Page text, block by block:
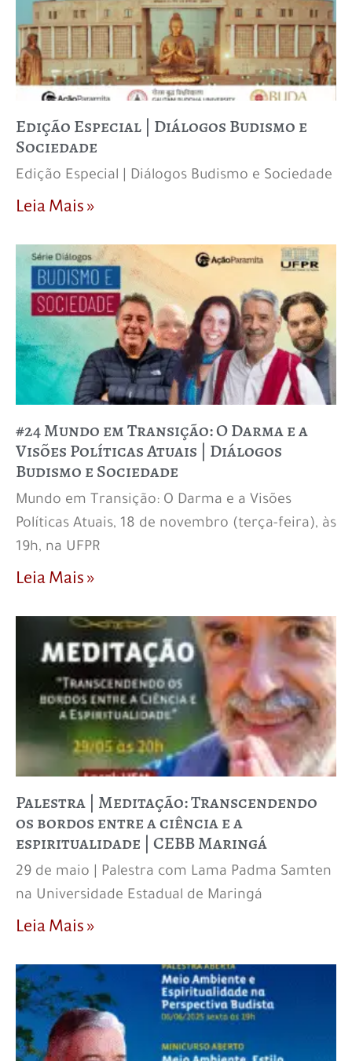
Edição Especial | Diálogos Budismo e
Sociedade
Edição Especial | Diálogos Budismo e Sociedade
Leia Mais »
#24 Mundo em Transição: O Darma e a
Visões Políticas Atuais | Diálogos
Budismo e Sociedade
Mundo em Transição: O Darma e a Visões
Políticas Atuais, 18 de novembro (terça-feira), às
19h, na UFPR
Leia Mais »
Palestra | Meditação: Transcendendo
os bordos entre a ciência e a
espiritualidade | CEBB Maringá
29 de maio | Palestra com Lama Padma Samten
na Universidade Estadual de Maringá
Leia Mais »